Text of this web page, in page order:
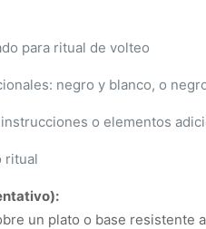
para ritual de volteo
negro y blanco, o
o elementos
ritual
un plato o base resistente